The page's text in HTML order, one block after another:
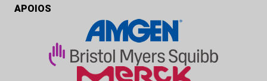
APOIOS